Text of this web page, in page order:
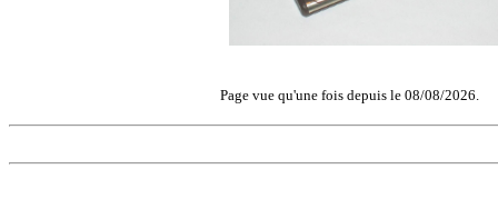
Page vue qu'une fois depuis le 08/08/2026.